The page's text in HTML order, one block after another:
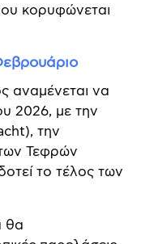
κορυφώνεται
αναμένεται να
2026, με την
την
Τεφρών
το τέλος των
θα